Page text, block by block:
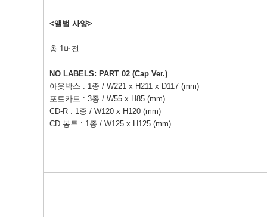
<앨범 사양>
총 1 버전
NO LABELS: PART 02 (Cap Ver.)
아웃박스 : 1 종 / W221 x H211 x D117 (mm)
포토카드 : 3종 / W55 x H85 (mm)
CD-R : 1 종 / W120 x H120 (mm)
CD 봉투 : 1 종 / W125 x H125 (mm)